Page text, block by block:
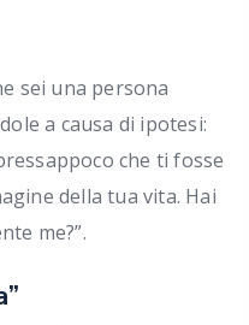
sei una persona
a causa di ipotesi:
che ti fosse
della tua vita. Hai
me?”.